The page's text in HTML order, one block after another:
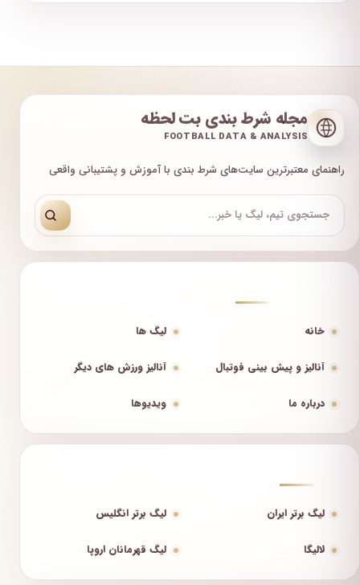
مجله شرط بندی بت لحظه
FOOTBALL DATA & ANALYSIS
راهنمای معتبرترین سایت‌های شرط بندی با آموزش و پشتیبانی واقعی
خانه لیگ ها
آنالیز و پیش بینی فوتبال آنالیز ورزش های دیگر
درباره ما ویدیوها
لیگ برتر ایران لیگ برتر انگلیس
لالیگا لیگ قهرمانان اروپا